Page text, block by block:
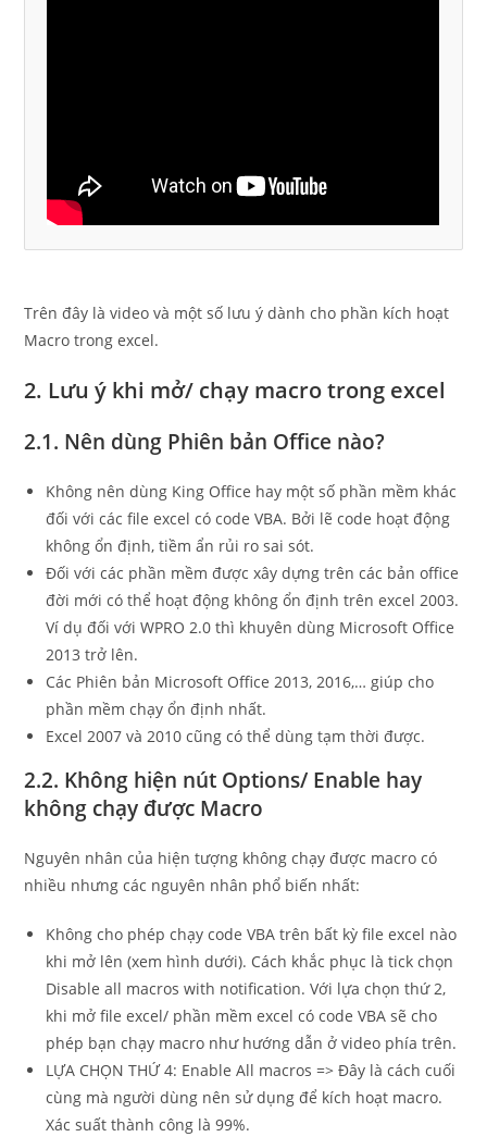
Trên đây là video và một số lưu ý dành cho phần kích hoạt
Macro trong excel.
2. Lưu ý khi mở/ chạy macro trong excel
2.1. Nên dùng Phiên bản Office nào?
Không nên dùng King Office hay một số phần mềm khác
đối với các file excel có code VBA. Bởi lẽ code hoạt động
không ổn định, tiềm ẩn rủi ro sai sót.
Đối với các phần mềm được xây dựng trên các bản office
đời mới có thể hoạt động không ổn định trên excel 2003.
Ví dụ đối với WPRO 2.0 thì khuyên dùng Microsoft Office
2013 trở lên.
Các Phiên bản Microsoft Office 2013, 2016,… giúp cho
phần mềm chạy ổn định nhất.
Excel 2007 và 2010 cũng có thể dùng tạm thời được.
2.2. Không hiện nút Options/ Enable hay
không chạy được Macro
Nguyên nhân của hiện tượng không chạy được macro có
nhiều nhưng các nguyên nhân phổ biến nhất:
Không cho phép chạy code VBA trên bất kỳ file excel nào
khi mở lên (xem hình dưới). Cách khắc phục là tick chọn
Disable all macros with notification. Với lựa chọn thứ 2,
khi mở file excel/ phần mềm excel có code VBA sẽ cho
phép bạn chạy macro như hướng dẫn ở video phía trên.
LỰA CHỌN THỨ 4: Enable All macros => Đây là cách cuối
cùng mà người dùng nên sử dụng để kích hoạt macro.
Xác suất thành công là 99%.